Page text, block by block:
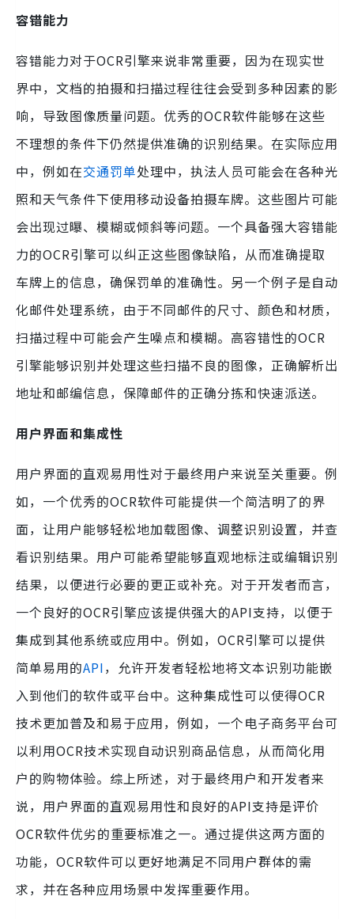
容错能力
容错能力对于OCR引擎来说非常重要，因为在现实世
界中，文档的拍摄和扫描过程往往会受到多种因素的影
响，导致图像质量问题。优秀的OCR软件能够在这些
不理想的条件下仍然提供准确的识别结果。在实际应用
中，例如在交通罚单处理中，执法人员可能会在各种光
照和天气条件下使用移动设备拍摄车牌。这些图片可能
会出现过曝、模糊或倾斜等问题。一个具备强大容错能
力的OCR引擎可以纠正这些图像缺陷，从而准确提取
车牌上的信息，确保罚单的准确性。另一个例子是自动
化邮件处理系统，由于不同邮件的尺寸、颜色和材质，
扫描过程中可能会产生噪点和模糊。高容错性的OCR
引擎能够识别并处理这些扫描不良的图像，正确解析出
地址和邮编信息，保障邮件的正确分拣和快速派送。
用户界面和集成性
用户界面的直观易用性对于最终用户来说至关重要。例
如，一个优秀的OCR软件可能提供一个简洁明了的界
面，让用户能够轻松地加载图像、调整识别设置，并查
看识别结果。用户可能希望能够直观地标注或编辑识别
结果，以便进行必要的更正或补充。对于开发者而言，
一个良好的OCR引擎应该提供强大的API支持，以便于
集成到其他系统或应用中。例如，OCR引擎可以提供
简单易用的API，允许开发者轻松地将文本识别功能嵌
入到他们的软件或平台中。这种集成性可以使得OCR
技术更加普及和易于应用，例如，一个电子商务平台可
以利用OCR技术实现自动识别商品信息，从而简化用
户的购物体验。综上所述，对于最终用户和开发者来
说，用户界面的直观易用性和良好的API支持是评价
OCR软件优劣的重要标准之一。通过提供这两方面的
功能，OCR软件可以更好地满足不同用户群体的需
求，并在各种应用场景中发挥重要作用。